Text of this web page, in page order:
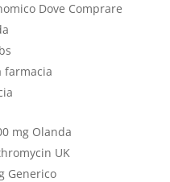
Dove Comprare
farmacia
mg Olanda
UK
Generico